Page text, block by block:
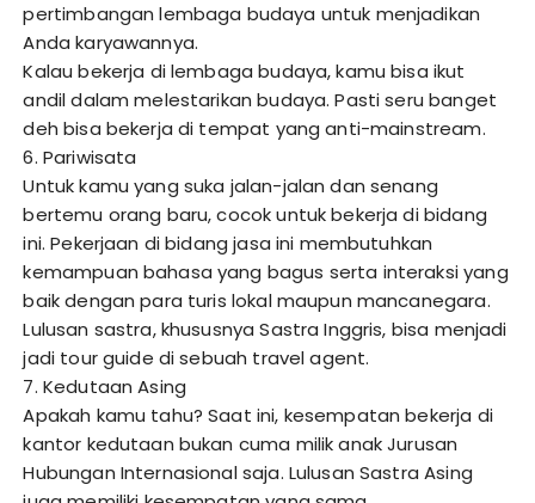
pertimbangan lembaga budaya untuk menjadikan
Anda karyawannya.
Kalau bekerja di lembaga budaya, kamu bisa ikut
andil dalam melestarikan budaya. Pasti seru banget
deh bisa bekerja di tempat yang anti-mainstream.
6. Pariwisata
Untuk kamu yang suka jalan-jalan dan senang
bertemu orang baru, cocok untuk bekerja di bidang
ini. Pekerjaan di bidang jasa ini membutuhkan
kemampuan bahasa yang bagus serta interaksi yang
baik dengan para turis lokal maupun mancanegara.
Lulusan sastra, khususnya Sastra Inggris, bisa menjadi
jadi tour guide di sebuah travel agent.
7. Kedutaan Asing
Apakah kamu tahu? Saat ini, kesempatan bekerja di
kantor kedutaan bukan cuma milik anak Jurusan
Hubungan Internasional saja. Lulusan Sastra Asing